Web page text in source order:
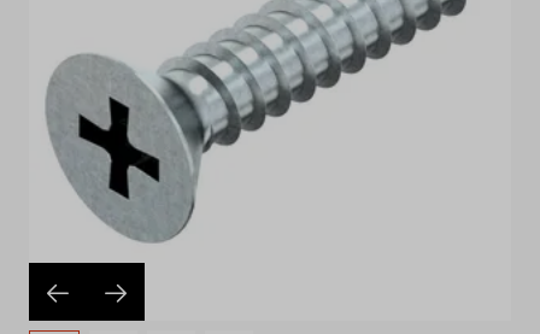
Pedidos de cotação
Marcas
Favoritos
Empresa